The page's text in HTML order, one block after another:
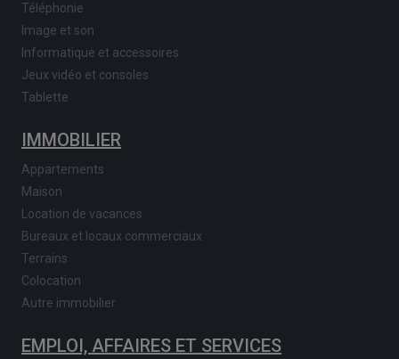
Téléphonie
Image et son
Informatique et accessoires
Jeux vidéo et consoles
Tablette
IMMOBILIER
Appartements
Maison
Location de vacances
Bureaux et locaux commerciaux
Terrains
Colocation
Autre immobilier
EMPLOI, AFFAIRES ET SERVICES